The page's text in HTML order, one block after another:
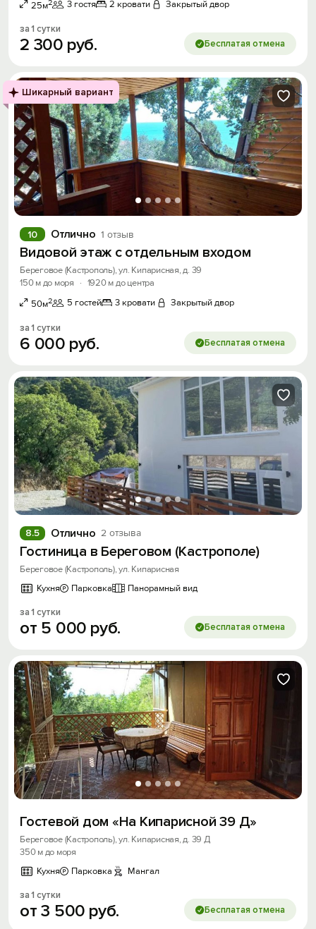
25м2 3 гостя 2 кровати Закрытый двор
за 1 сутки
2 300 руб. Бесплатая отмена
Шикарный вариант
Отлично 1 отзыв
10
Видовой этаж с отдельным входом
Береговое (Кастрополь), ул. Кипарисная, д. 39
150 м до моря
· 1920 м до центра
50м2 5 гостей 3 кровати Закрытый двор
за 1 сутки
6 000 руб. Бесплатая отмена
Отлично 2 отзыва
8.5
Гостиница в Береговом (Кастрополе)
Береговое (Кастрополь), ул. Кипарисная
Кухня
Парковка Панорамный вид
за 1 сутки
от 5 000 руб. Бесплатая отмена
Гостевой дом «На Кипарисной 39 Д»
Береговое (Кастрополь), ул. Кипарисная, д. 39 Д
350 м до моря
Кухня
Парковка Мангал
за 1 сутки
от3 500 руб. Бесплатая отмена